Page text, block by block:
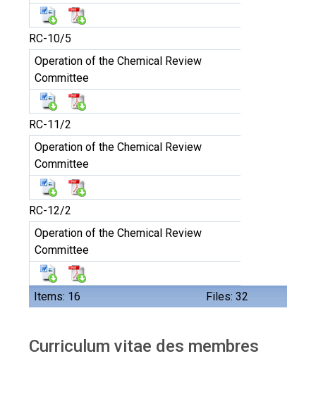
Items: 16 Files: 32
RC-10/5
Operation of the Chemical Review
Committee
RC-11/2
Operation of the Chemical Review
Committee
RC-12/2
Operation of the Chemical Review
Committee
Curriculum vitae des membres